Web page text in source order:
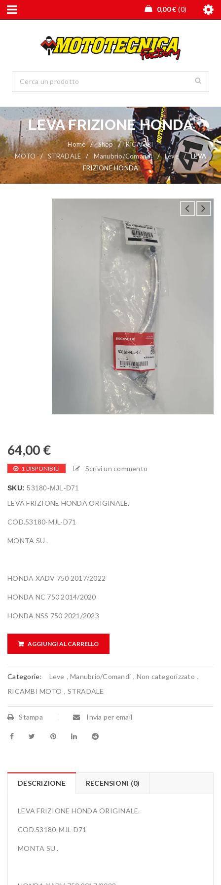
0,00€ 0
LEVA FRIZIONE HONDA
Home / Shop /
RICAMBI
MOTO
/ STRADALE / Manubrio/Comandi / Leve /
LEVA
FRIZIONE HONDA
64,00 €
1 DISPONIBILI Scrivi un commento
SKU: 53180-MJL-D71
LEVA FRIZIONE HONDA ORIGINALE.
COD.53180-MJL-D71
MONTA SU .
HONDA XADV 750 2017/2022
HONDA NC 750 2014/2020
HONDA NSS 750 2021/2023
AGGIUNGI AL CARRELLO
Categorie: Leve , Manubrio/Comandi , Non categorizzato ,
RICAMBI MOTO , STRADALE
Stampa Invia per email
DESCRIZIONE RECENSIONI (0)
LEVA FRIZIONE HONDA ORIGINALE.
COD.53180-MJL-D71
MONTA SU .